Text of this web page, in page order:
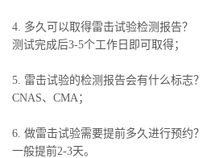
4. 多久可以取得雷击试验检测报告？
测试完成后3-5个工作日即可取得；
5. 雷击试验的检测报告会有什么标志？
CNAS、CMA；
6. 做雷击试验需要提前多久进行预约？
一般提前2-3天。